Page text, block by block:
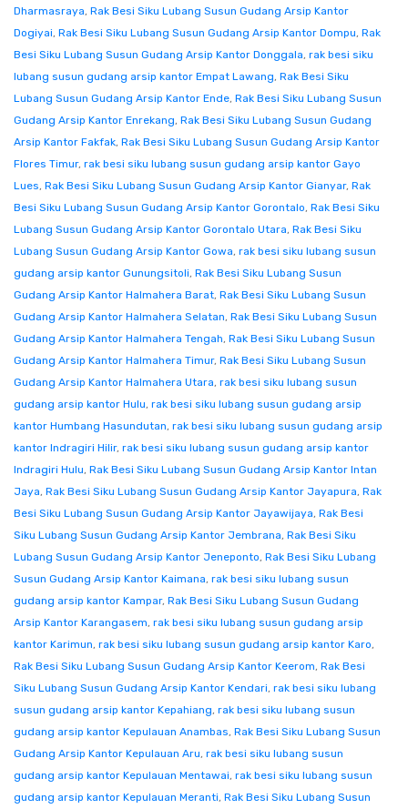
Dharmasraya, Rak Besi Siku Lubang Susun Gudang Arsip Kantor
Dogiyai, Rak Besi Siku Lubang Susun Gudang Arsip Kantor Dompu, Rak
Besi Siku Lubang Susun Gudang Arsip Kantor Donggala, rak besi siku
lubang susun gudang arsip kantor Empat Lawang, Rak Besi Siku
Lubang Susun Gudang Arsip Kantor Ende, Rak Besi Siku Lubang Susun
Gudang Arsip Kantor Enrekang, Rak Besi Siku Lubang Susun Gudang
Arsip Kantor Fakfak, Rak Besi Siku Lubang Susun Gudang Arsip Kantor
Flores Timur, rak besi siku lubang susun gudang arsip kantor Gayo
Lues, Rak Besi Siku Lubang Susun Gudang Arsip Kantor Gianyar, Rak
Besi Siku Lubang Susun Gudang Arsip Kantor Gorontalo, Rak Besi Siku
Lubang Susun Gudang Arsip Kantor Gorontalo Utara, Rak Besi Siku
Lubang Susun Gudang Arsip Kantor Gowa, rak besi siku lubang susun
gudang arsip kantor Gunungsitoli, Rak Besi Siku Lubang Susun
Gudang Arsip Kantor Halmahera Barat, Rak Besi Siku Lubang Susun
Gudang Arsip Kantor Halmahera Selatan, Rak Besi Siku Lubang Susun
Gudang Arsip Kantor Halmahera Tengah, Rak Besi Siku Lubang Susun
Gudang Arsip Kantor Halmahera Timur, Rak Besi Siku Lubang Susun
Gudang Arsip Kantor Halmahera Utara, rak besi siku lubang susun
gudang arsip kantor Hulu, rak besi siku lubang susun gudang arsip
kantor Humbang Hasundutan, rak besi siku lubang susun gudang arsip
kantor Indragiri Hilir, rak besi siku lubang susun gudang arsip kantor
Indragiri Hulu, Rak Besi Siku Lubang Susun Gudang Arsip Kantor Intan
Jaya, Rak Besi Siku Lubang Susun Gudang Arsip Kantor Jayapura, Rak
Besi Siku Lubang Susun Gudang Arsip Kantor Jayawijaya, Rak Besi
Siku Lubang Susun Gudang Arsip Kantor Jembrana, Rak Besi Siku
Lubang Susun Gudang Arsip Kantor Jeneponto, Rak Besi Siku Lubang
Susun Gudang Arsip Kantor Kaimana, rak besi siku lubang susun
gudang arsip kantor Kampar, Rak Besi Siku Lubang Susun Gudang
Arsip Kantor Karangasem, rak besi siku lubang susun gudang arsip
kantor Karimun, rak besi siku lubang susun gudang arsip kantor Karo,
Rak Besi Siku Lubang Susun Gudang Arsip Kantor Keerom, Rak Besi
Siku Lubang Susun Gudang Arsip Kantor Kendari, rak besi siku lubang
susun gudang arsip kantor Kepahiang, rak besi siku lubang susun
gudang arsip kantor Kepulauan Anambas, Rak Besi Siku Lubang Susun
Gudang Arsip Kantor Kepulauan Aru, rak besi siku lubang susun
gudang arsip kantor Kepulauan Mentawai, rak besi siku lubang susun
gudang arsip kantor Kepulauan Meranti, Rak Besi Siku Lubang Susun